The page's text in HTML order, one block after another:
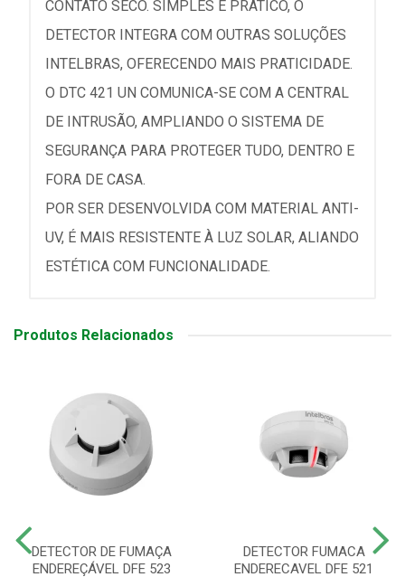
CONTATO SECO. SIMPLES E PRÁTICO, O
DETECTOR INTEGRA COM OUTRAS SOLUÇÕES
INTELBRAS, OFERECENDO MAIS PRATICIDADE.
O DTC 421 UN COMUNICA-SE COM A CENTRAL
DE INTRUSÃO, AMPLIANDO O SISTEMA DE
SEGURANÇA PARA PROTEGER TUDO, DENTRO E
FORA DE CASA.
POR SER DESENVOLVIDA COM MATERIAL ANTI-
UV, É MAIS RESISTENTE À LUZ SOLAR, ALIANDO
ESTÉTICA COM FUNCIONALIDADE.
Produtos Relacionados
DETECTOR DE FUMAÇA
ENDEREÇÁVEL DFE 523
DETECTOR FUMACA
ENDERECAVEL DFE 521